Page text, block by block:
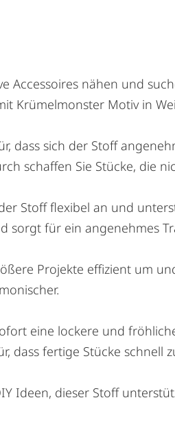
Accessoires nähen und
Krümelmonster Motiv in
dass sich der Stoff
schaffen Sie Stücke, die
Stoff flexibel an und
sorgt für ein angenehmes
Projekte effizient um
eine lockere und
dass fertige Stücke schnell
Ideen, dieser Stoff